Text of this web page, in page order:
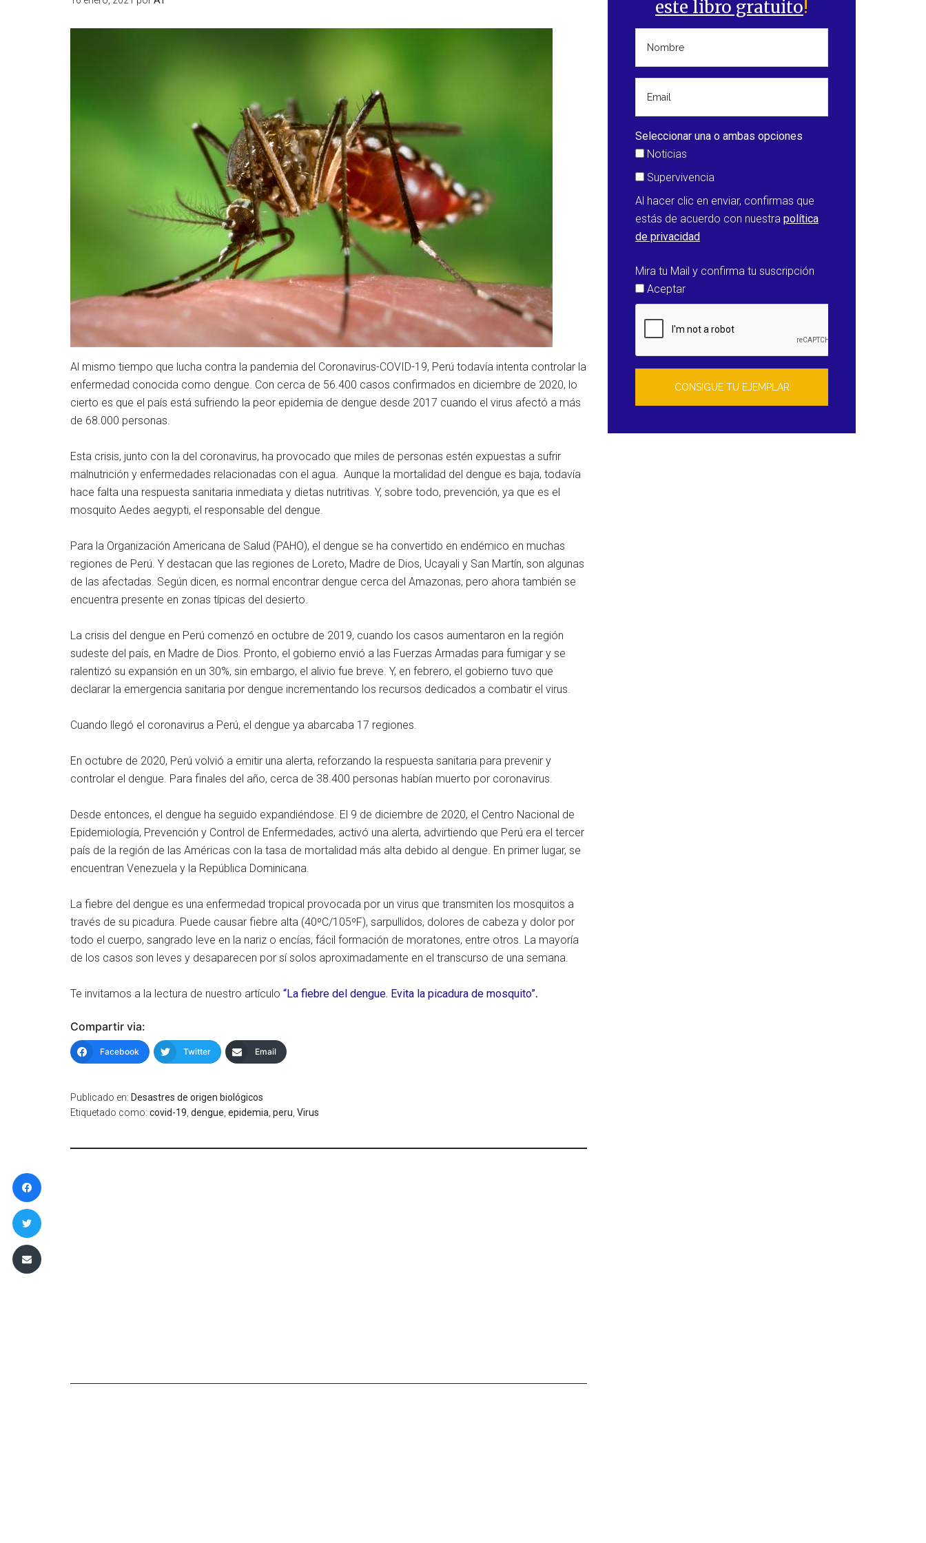
Al mismo tiempo que lucha contra la pandemia del Coronavirus-COVID-19, Perú todavía intenta controlar la
enfermedad conocida como dengue. Con cerca de 56.400 casos confirmados en diciembre de 2020, lo
cierto es que el país está sufriendo la peor epidemia de dengue desde 2017 cuando el virus afectó a más
de 68.000 personas.
Esta crisis, junto con la del coronavirus, ha provocado que miles de personas estén expuestas a sufrir
malnutrición y enfermedades relacionadas con el agua. Aunque la mortalidad del dengue es baja, todavía
hace falta una respuesta sanitaria inmediata y dietas nutritivas. Y, sobre todo, prevención, ya que es el
mosquito Aedes aegypti, el responsable del dengue.
Para la Organización Americana de Salud (PAHO), el dengue se ha convertido en endémico en muchas
regiones de Perú. Y destacan que las regiones de Loreto, Madre de Dios, Ucayali y San Martín, son algunas
de las afectadas. Según dicen, es normal encontrar dengue cerca del Amazonas, pero ahora también se
encuentra presente en zonas típicas del desierto.
La crisis del dengue en Perú comenzó en octubre de 2019, cuando los casos aumentaron en la región
sudeste del país, en Madre de Dios. Pronto, el gobierno envió a las Fuerzas Armadas para fumigar y se
ralentizó su expansión en un 30%, sin embargo, el alivio fue breve. Y, en febrero, el gobierno tuvo que
declarar la emergencia sanitaria por dengue incrementando los recursos dedicados a combatir el virus.
Cuando llegó el coronavirus a Perú, el dengue ya abarcaba 17 regiones.
En octubre de 2020, Perú volvió a emitir una alerta, reforzando la respuesta sanitaria para prevenir y
controlar el dengue. Para finales del año, cerca de 38.400 personas habían muerto por coronavirus.
Desde entonces, el dengue ha seguido expandiéndose. El 9 de diciembre de 2020, el Centro Nacional de
Epidemiología, Prevención y Control de Enfermedades, activó una alerta, advirtiendo que Perú era el tercer
país de la región de las Américas con la tasa de mortalidad más alta debido al dengue. En primer lugar, se
encuentran Venezuela y la República Dominicana.
La fiebre del dengue es una enfermedad tropical provocada por un virus que transmiten los mosquitos a
través de su picadura. Puede causar fiebre alta (40ºC/105ºF), sarpullidos, dolores de cabeza y dolor por
todo el cuerpo, sangrado leve en la nariz o encías, fácil formación de moratones, entre otros. La mayoría
de los casos son leves y desaparecen por sí solos aproximadamente en el transcurso de una semana.
Te invitamos a la lectura de nuestro artículo “La fiebre del dengue. Evita la picadura de mosquito”.
Compartir via:
Facebook Twitter Email
Publicado en: Desastres de origen biológicos
Etiquetado como: covid-19 dengue epidemia peru Virus
este libro gratuito!
Seleccionar una o ambas opciones
Noticias
Supervivencia
Al hacer clic en enviar, confirmas que
estás de acuerdo con nuestra política
de privacidad
Mira tu Mail y confirma tu suscripción
Aceptar